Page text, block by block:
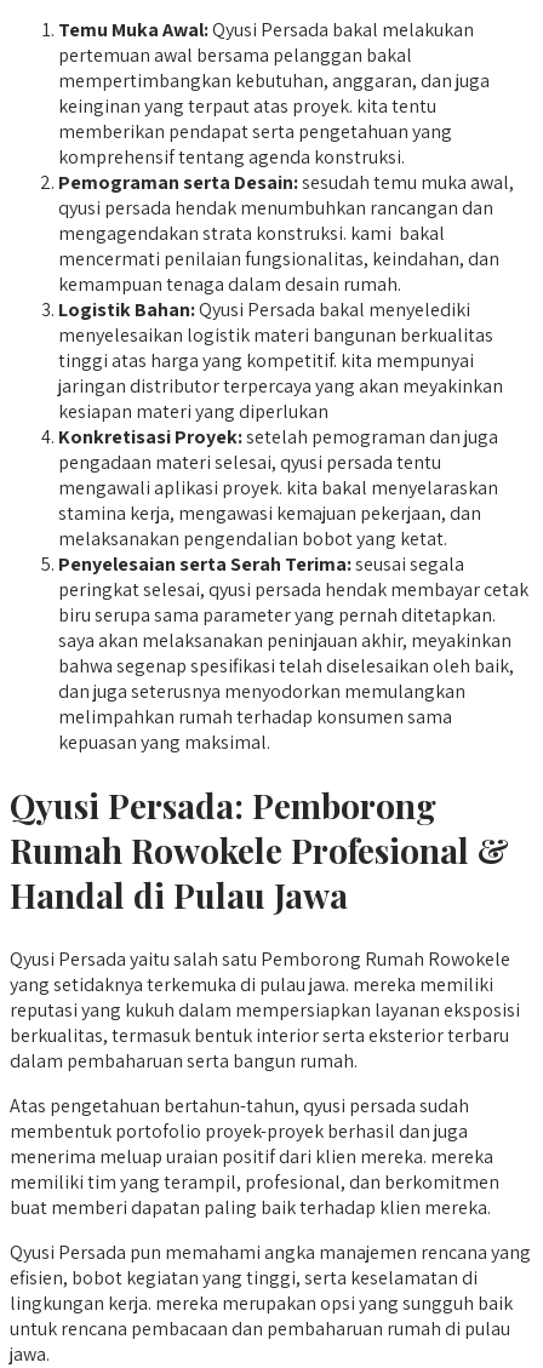
Temu Muka Awal:Qyusi Persada bakal melakukan
pertemuan awal bersama pelanggan bakal
mempertimbangkan kebutuhan, anggaran, dan juga
keinginan yang terpaut atas proyek. kita tentu
memberikan pendapat serta pengetahuan yang
komprehensif tentang agenda konstruksi.
Pemograman serta Desain:sesudah temu muka awal,
qyusi persada hendak menumbuhkan rancangan dan
mengagendakan strata konstruksi. kami bakal
mencermati penilaian fungsionalitas, keindahan, dan
kemampuan tenaga dalam desain rumah.
Logistik Bahan:Qyusi Persada bakal menyelediki
menyelesaikan logistik materi bangunan berkualitas
tinggi atas harga yang kompetitif. kita mempunyai
jaringan distributor terpercaya yang akan meyakinkan
kesiapan materi yang diperlukan
Konkretisasi Proyek:setelah pemograman dan juga
pengadaan materi selesai, qyusi persada tentu
mengawali aplikasi proyek. kita bakal menyelaraskan
stamina kerja, mengawasi kemajuan pekerjaan, dan
melaksanakan pengendalian bobot yang ketat.
Penyelesaian serta Serah Terima:seusai segala
peringkat selesai, qyusi persada hendak membayar cetak
biru serupa sama parameter yang pernah ditetapkan.
saya akan melaksanakan peninjauan akhir, meyakinkan
bahwa segenap spesifikasi telah diselesaikan oleh baik,
dan juga seterusnya menyodorkan memulangkan
melimpahkan rumah terhadap konsumen sama
kepuasan yang maksimal.
Qyusi Persada: Pemborong
Rumah Rowokele Profesional &
Handal di Pulau Jawa
Qyusi Persada yaitu salah satu Pemborong Rumah Rowokele
yang setidaknya terkemuka di pulau jawa. mereka memiliki
reputasi yang kukuh dalam mempersiapkan layanan eksposisi
berkualitas, termasuk bentuk interior serta eksterior terbaru
dalam pembaharuan serta bangun rumah.
Atas pengetahuan bertahun-tahun, qyusi persada sudah
membentuk portofolio proyek-proyek berhasil dan juga
menerima meluap uraian positif dari klien mereka. mereka
memiliki tim yang terampil, profesional, dan berkomitmen
buat memberi dapatan paling baik terhadap klien mereka.
Qyusi Persada pun memahami angka manajemen rencana yang
efisien, bobot kegiatan yang tinggi, serta keselamatan di
lingkungan kerja. mereka merupakan opsi yang sungguh baik
untuk rencana pembacaan dan pembaharuan rumah di pulau
jawa.